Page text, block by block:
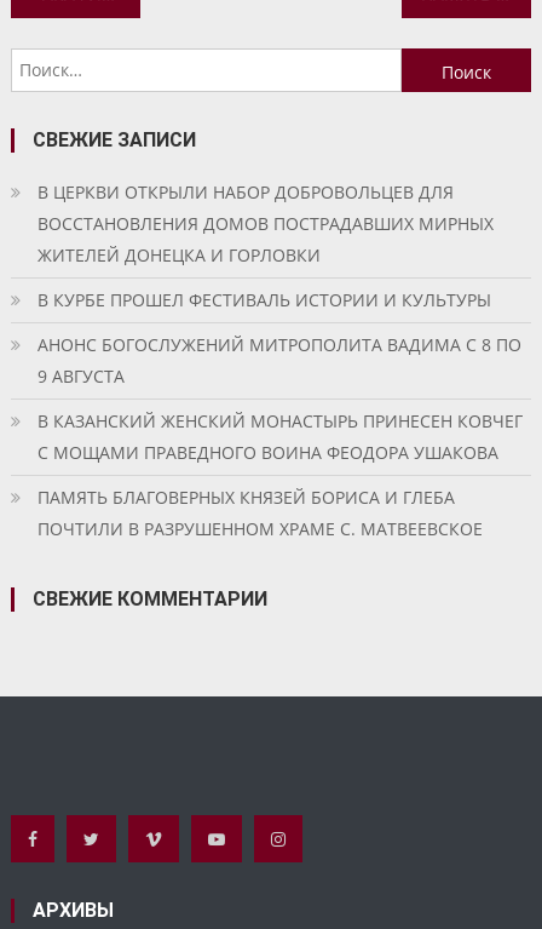
по
записям
Найти:
СВЕЖИЕ ЗАПИСИ
В ЦЕРКВИ ОТКРЫЛИ НАБОР ДОБРОВОЛЬЦЕВ ДЛЯ
ВОССТАНОВЛЕНИЯ ДОМОВ ПОСТРАДАВШИХ МИРНЫХ
ЖИТЕЛЕЙ ДОНЕЦКА И ГОРЛОВКИ
В КУРБЕ ПРОШЕЛ ФЕСТИВАЛЬ ИСТОРИИ И КУЛЬТУРЫ
АНОНС БОГОСЛУЖЕНИЙ МИТРОПОЛИТА ВАДИМА С 8 ПО
9 АВГУСТА
В КАЗАНСКИЙ ЖЕНСКИЙ МОНАСТЫРЬ ПРИНЕСЕН КОВЧЕГ
С МОЩАМИ ПРАВЕДНОГО ВОИНА ФЕОДОРА УШАКОВА
ПАМЯТЬ БЛАГОВЕРНЫХ КНЯЗЕЙ БОРИСА И ГЛЕБА
ПОЧТИЛИ В РАЗРУШЕННОМ ХРАМЕ С. МАТВЕЕВСКОЕ
СВЕЖИЕ КОММЕНТАРИИ
АРХИВЫ